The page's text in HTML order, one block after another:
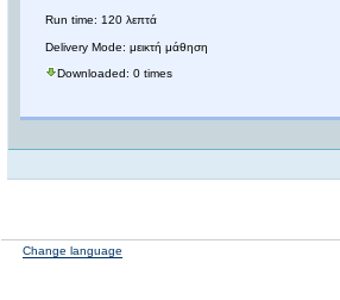
Run time: 120 λεπτά
Delivery Mode: μεικτή μάθηση
Downloaded: 0 times
Change language